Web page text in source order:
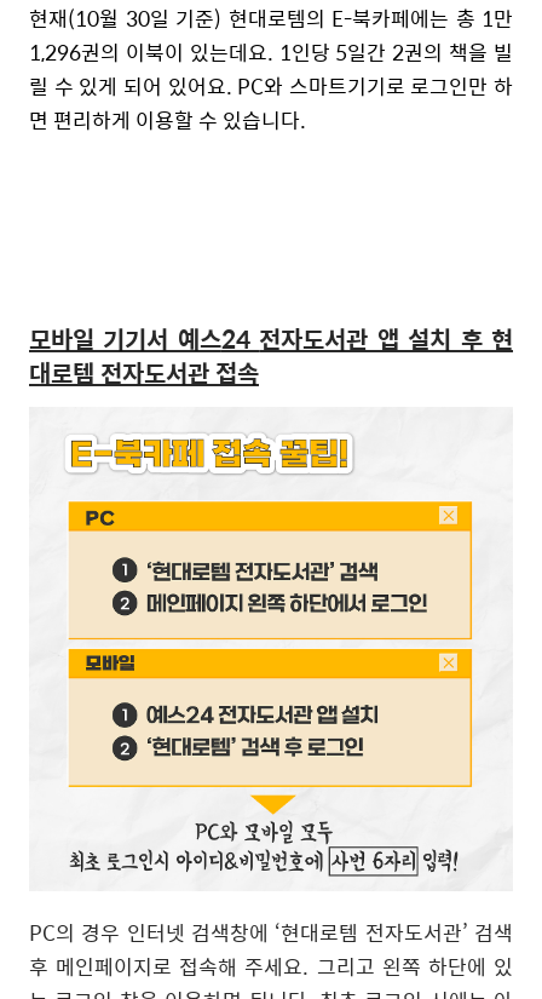
현재(10월 30일 기준) 현대로템의 E-북카페에는 총 1만
1,296권의 이북이 있는데요. 1인당 5일간 2권의 책을 빌
릴 수 있게 되어 있어요. PC와 스마트기기로 로그인만 하
면 편리하게 이용할 수 있습니다.
모바일 기기서 예스24 전자도서관 앱 설치 후 현
대로템 전자도서관 접속
PC의 경우 인터넷 검색창에 ‘현대로템 전자도서관’ 검색
후 메인페이지로 접속해 주세요. 그리고 왼쪽 하단에 있